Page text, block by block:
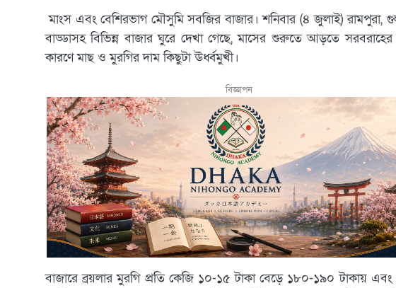
মাংস এবং বেশিরভাগ মৌসুমি সবজির বাজার। শনিবার (৪ জুলাই) রামপুরা,
বাড্ডাসহ বিভিন্ন বাজার ঘুরে দেখা গেছে, মাসের শুরুতে আড়তে সরবরাহের
কারণে মাছ ও মুরগির দাম কিছুটা ঊর্ধ্বমুখী।
বিজ্ঞাপন
বাজারে ব্রয়লার মুরগি প্রতি কেজি ১০-১৫ টাকা বেড়ে ১৮০-১৯০ টাকায় এবং